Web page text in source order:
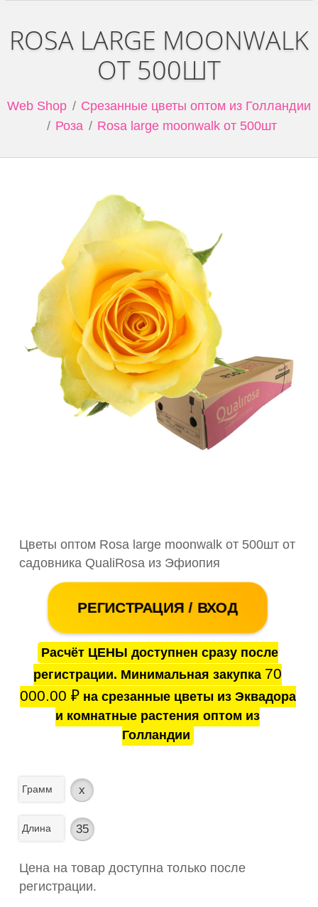
ROSA LARGE MOONWALK
ОТ 500ШТ
Web Shop
Срезанные цветы оптом из Голландии
Роза
Rosa large moonwalk от 500шт
Цветы оптом Rosa large moonwalk от 500шт от
садовника QualiRosa из Эфиопия
РЕГИСТРАЦИЯ / ВХОД
Расчёт ЦЕНЫ доступнен сразу после
регистрации. Минимальная закупка 70
000.00 ₽на срезанные цветы из Эквадора
и комнатные растения оптом из
Голландии
Грамм x
Длина 35
Цена на товар доступна только после
регистрации.